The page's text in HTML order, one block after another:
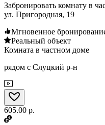
Забронировать комнату в
ул. Пригородная, 19
Мгновенное
Реальный объект
Комната в частном доме
рядом с Слуцкий р-н
605.00 р.